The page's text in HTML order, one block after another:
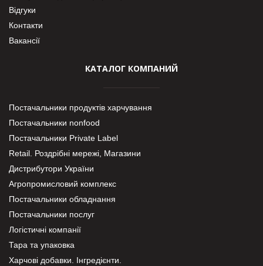
Відгуки
Контакти
Вакансії
КАТАЛОГ КОМПАНИЙ
Постачальники продуктів харчування
Постачальники nonfood
Постачальники Private Label
Retail. Роздрібні мережі, Магазини
Дистрибутори України
Агропромисловий комплекс
Постачальники обладнання
Постачальники послуг
Логістичні компанії
Тара та упаковка
Харчові добавки. Інгредієнти.